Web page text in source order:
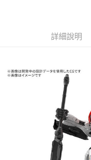
3.實際核准額度、可分期數及
【繳款方式說明】
1.分期款項不併入電信帳單，
2.透過簡訊連結打開帳單後，
帳／街口支付／iPASS
1.本服務係由「台灣大哥大股
用戶於交易時，得透過本服
買賣價金債權讓與本公司後
現貨-付款後全家取貨
每筆NT$90，滿NT$3,000(
現貨-7-11取貨付款
每筆NT$90，滿
現貨-付款後7-11取貨
每筆NT$90，滿
詳細說明